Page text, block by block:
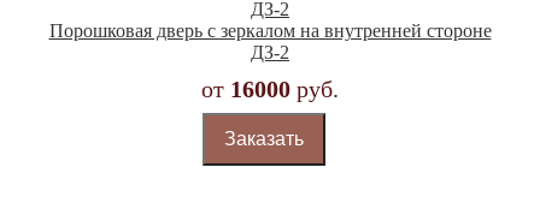
Порошковая дверь с зеркалом на внутренней стороне
ДЗ-2
от 16000 руб.
Заказать